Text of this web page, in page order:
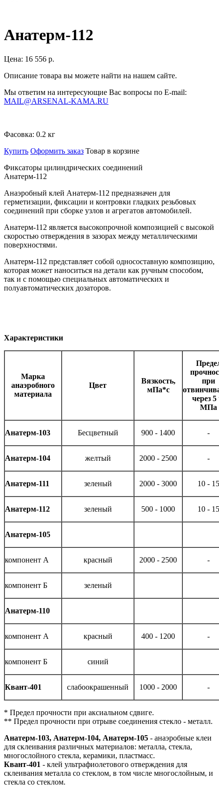
Анатерм-112
Цена: 16 556 р.
Описание товара вы можете найти на нашем сайте.
Мы ответим на интересующие Вас вопросы по E-mail:
MAIL@ARSENAL-KAMA.RU
Фасовка: 0.2 кг
Купить Оформить заказ Товар в корзине
Фиксаторы цилиндрических соединений
Анатерм-112
Анаэробный клей Анатерм-112 предназначен для
герметизации, фиксации и контровки гладких резьбовых
соединений при сборке узлов и агрегатов автомобилей.
Анатерм-112 является высокопрочной композицией с высокой
скоростью отверждения в зазорах между металлическими
поверхностями.
Анатерм-112 представляет собой односоставную композицию,
которая может наноситься на детали как ручным способом,
так и с помощью специальных автоматических и
полуавтоматических дозаторов.
Характеристики
Марка
анаэробного
материала
Цвет
Вязкость,
мПа*с
при
через 5
МПа
Анатерм-103 Бесцветный 900 - 1400 -
Анатерм-104 желтый 2000 - 2500 -
Анатерм-111 зеленый 2000 - 3000 10 - 15
Анатерм-112 зеленый 500 - 1000 10 - 15
Анатерм-105
компонент А красный 2000 - 2500 -
компонент Б зеленый
Анатерм-110
компонент А красный 400 - 1200 -
компонент Б синий
Квант-401 слабоокрашенный 1000 - 2000 -
* Предел прочности при аксиальном сдвиге.
** Предел прочности при отрыве соединения стекло - металл.
Анатерм-103, Анатерм-104, Анатерм-105 - анаэробные клеи
для склеивания различных материалов: металла, стекла,
многослойного стекла, керамики, пластмасс.
Квант-401 - клей ультрафиолетового отверждения для
склеивания металла со стеклом, в том числе многослойным, и
стекла со стеклом.